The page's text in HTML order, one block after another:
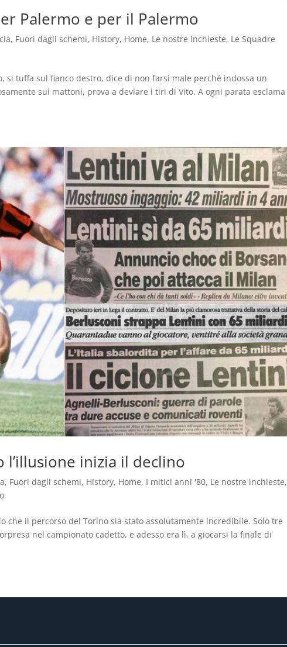
Palermo e per il Palermo
, Fuori dagli schemi, History, Home, Le nostre inchieste, Le Squadre
si tuffa sul fianco destro, dice di non farsi male perché indossa un
sui mattoni, prova a deviare i tiri di Vito. A ogni parata esclama
inizia il declino
, Fuori dagli schemi, History, Home, I mitici anni '80, Le nostre inchieste,
che il percorso del Torino sia stato assolutamente incredibile. Solo tre
nel campionato cadetto, e adesso era lì, a giocarsi la finale di